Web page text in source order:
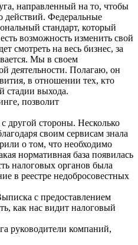
направленный на то, чтобы
действий. Федеральные
стандарт, который
возможность изменить свой
смотреть на весь бизнес, за
Мы в своем
деятельности. Полагаю, он
в отношении тех, кто
стадии выхода.
позволит
другой стороны. Несколько
своим сервисам знала
о том, что необходимо
нормативная база появилась
налоговых органов была
в реестре недобросовестных
с предоставлением
как нас видит налоговый
руководители компаний,